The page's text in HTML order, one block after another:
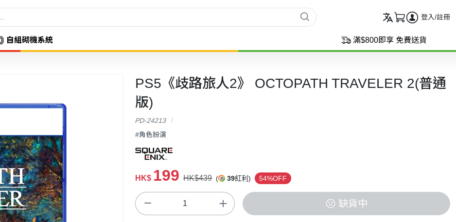
登入/註冊
自組砌機系統 滿$800即享 免費送貨
PS5《歧路旅人2》 OCTOPATH TRAVELER 2(普通
版)
PD-24213
#角色扮演
HK$ 199 HK$439 ( 39紅利) 54%OFF
缺貨中